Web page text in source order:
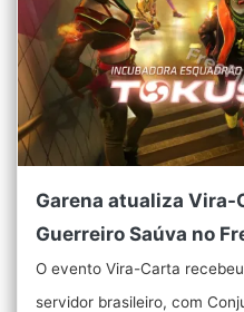
Garena atualiza
Guerreiro Saúva no
O evento Vira-Carta
servidor brasileiro, com